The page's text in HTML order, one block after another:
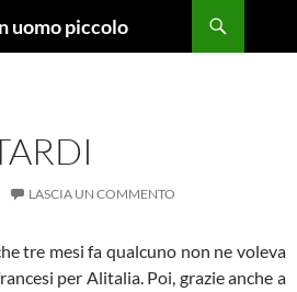
uomo piccolo
LASCIA UN COMMENTO
tre mesi fa qualcuno non ne voleva
per Alitalia. Poi, grazie anche a